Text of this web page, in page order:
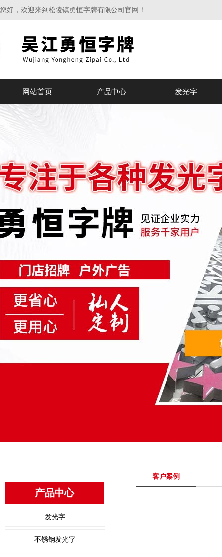
您好，欢迎来到松陵镇勇恒字牌有限公司官网！
网站首页 产品中心 发光字
产品中心
发光字
不锈钢发光字
客户案例